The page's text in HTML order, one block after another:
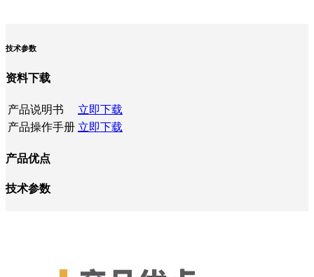
技术参数
资料下载
产品说明书
立即下载
产品操作手册 立即下载
产品优点
技术参数